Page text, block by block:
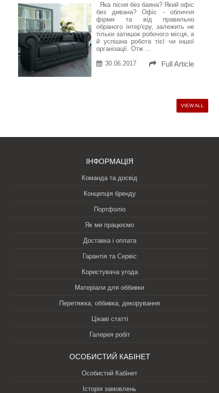
Яка пісня без баяна? Який офіс
без дивана? Офіс - обличчя
фірми та від правильно
обраного інтер'єру, залежить не
тільки затишок робочого місця, а
й успішна робота тієї чи іншої
організації. Отж ...
30.06.2017
Full Article
VIEW ALL
ІНФОРМАЦІЯ
Команда та досвід
Концепція бренду
Портфоліо
Як ми працюємо
Доставка і оплата
Гарантія та Сервіс
Користувача угода
Матеріали для оббивки
Перетяжка, оббивка, декорування
Цікаві статті
Галерея робіт
ОСОБИСТИЙ КАБІНЕТ
Особистий Кабінет
Історія замовлень